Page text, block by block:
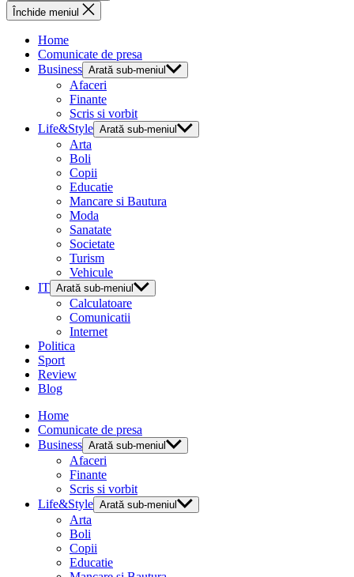
Închide meniul
Home
Comunicate de presa
Business Arată sub-meniul
Afaceri
Finante
Scris si vorbit
Life&Style Arată sub-meniul
Arta
Boli
Copii
Educatie
Mancare si Bautura
Moda
Sanatate
Societate
Turism
Vehicule
IT Arată sub-meniul
Calculatoare
Comunicatii
Internet
Politica
Sport
Review
Blog
Home
Comunicate de presa
Business Arată sub-meniul
Afaceri
Finante
Scris si vorbit
Life&Style Arată sub-meniul
Arta
Boli
Copii
Educatie